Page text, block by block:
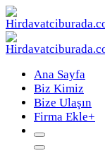
Ana Sayfa
Biz Kimiz
Bize Ulaşın
Firma Ekle+